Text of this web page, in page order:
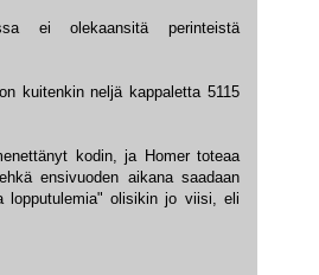
ei olekaansitä perinteistä
kuitenkin neljä kappaletta 5115
kodin, ja Homer toteaa
ensivuoden aikana saadaan
lopputulemia" olisikin jo viisi, eli